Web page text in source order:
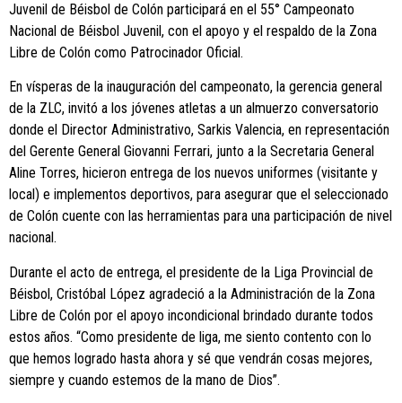
Juvenil de Béisbol de Colón participará en el 55° Campeonato
Nacional de Béisbol Juvenil, con el apoyo y el respaldo de la Zona
Libre de Colón como Patrocinador Oficial.
En vísperas de la inauguración del campeonato, la gerencia general
de la ZLC, invitó a los jóvenes atletas a un almuerzo conversatorio
donde el Director Administrativo, Sarkis Valencia, en representación
del Gerente General Giovanni Ferrari, junto a la Secretaria General
Aline Torres, hicieron entrega de los nuevos uniformes (visitante y
local) e implementos deportivos, para asegurar que el seleccionado
de Colón cuente con las herramientas para una participación de nivel
nacional.
Durante el acto de entrega, el presidente de la Liga Provincial de
Béisbol, Cristóbal López agradeció a la Administración de la Zona
Libre de Colón por el apoyo incondicional brindado durante todos
estos años. “Como presidente de liga, me siento contento con lo
que hemos logrado hasta ahora y sé que vendrán cosas mejores,
siempre y cuando estemos de la mano de Dios”.